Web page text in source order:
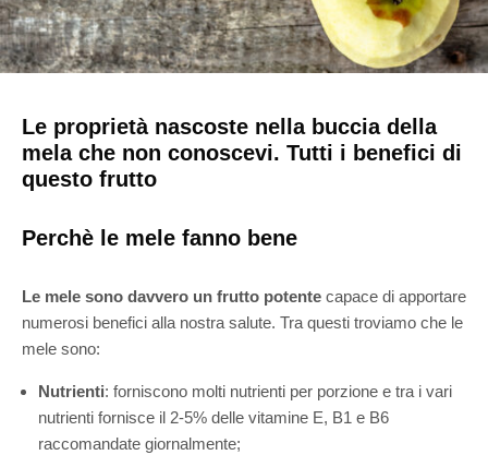
Le proprietà nascoste nella buccia della
mela che non conoscevi. Tutti i benefici di
questo frutto
Perchè le mele fanno bene
Le mele sono davvero un frutto potente capace di apportare
numerosi benefici alla nostra salute. Tra questi troviamo che le
mele sono:
Nutrienti: forniscono molti nutrienti per porzione e tra i vari
nutrienti fornisce il 2-5% delle vitamine E, B1 e B6
raccomandate giornalmente;